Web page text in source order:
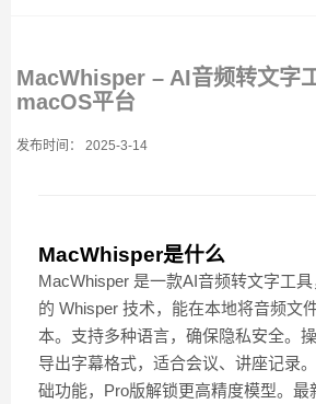
MacWhisper – AI音频转文字
macOS平台
发布时间： 2025-3-14
MacWhisper是什么
MacWhisper 是一款AI音频转文字工
的 Whisper 技术，能在本地将音频文
本。支持多种语言，确保隐私安全。
导出字幕格式，适合会议、讲座记录
础功能，Pro版解锁更高精度模型。最